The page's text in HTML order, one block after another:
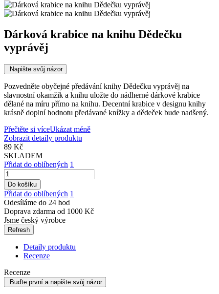
Dárková krabice na knihu Dědečku
vyprávěj
Napište svůj názor
Pozvedněte obyčejné předávání knihy Dědečku vyprávěj na
slavnostní okamžik a knihu uložte do nádherné dárkové krabice
dělané na míru přímo na knihu. Decentní krabice v designu knihy
krásně doplní hodnotu předávané knížky a dědeček bude nadšený.
Přečtěte si víceUkázat méně
Zobrazit detaily produktu
89 Kč
SKLADEM
Přidat do oblíbených 1
Do košíku
Přidat do oblíbených 1
Odesíláme do 24 hod
Doprava zdarma od 1000 Kč
Jsme český výrobce
Detaily produktu
Recenze
Recenze
Buďte první a napište svůj názor